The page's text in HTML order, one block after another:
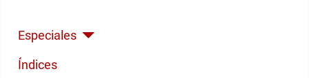
Especiales
Índices